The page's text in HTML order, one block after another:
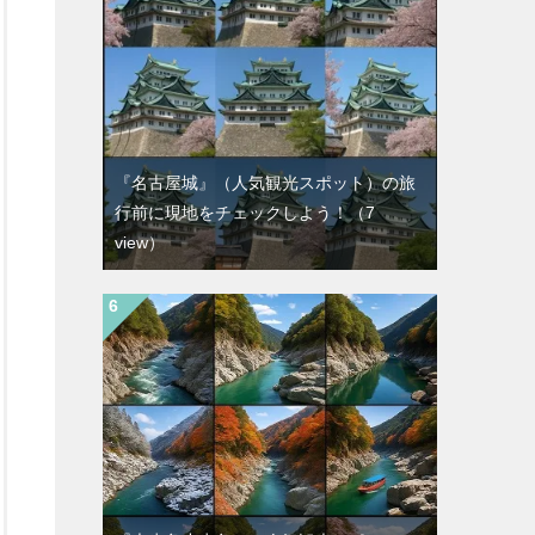
『名古屋城』（人気観光スポット）の旅
行前に現地をチェックしよう！（7
view）